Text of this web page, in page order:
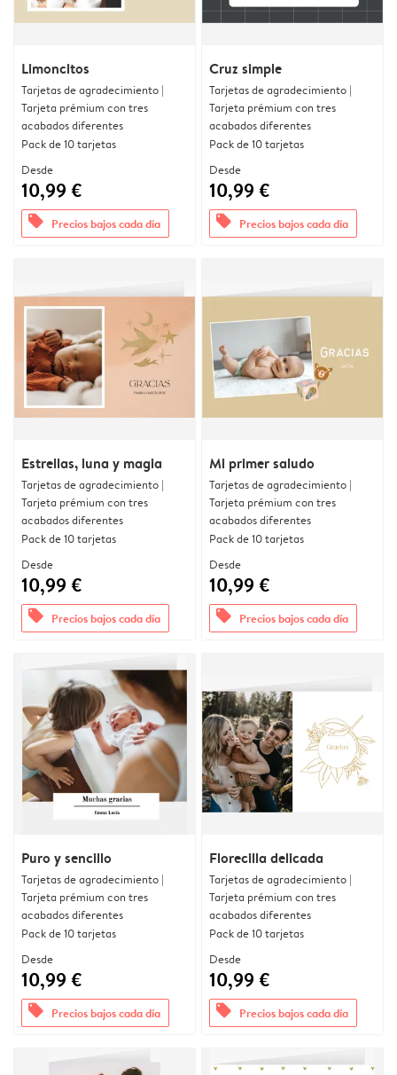
Limoncitos
Tarjetas de agradecimiento |
Tarjeta prémium con tres
acabados diferentes
Pack de 10 tarjetas
Desde
10,99 €
offers Precios bajos cada día
Cruz simple
Tarjetas de agradecimiento |
Tarjeta prémium con tres
acabados diferentes
Pack de 10 tarjetas
Desde
10,99 €
offers Precios bajos cada día
Estrellas, luna y magia
Tarjetas de agradecimiento |
Tarjeta prémium con tres
acabados diferentes
Pack de 10 tarjetas
Desde
10,99 €
offers Precios bajos cada día
Mi primer saludo
Tarjetas de agradecimiento |
Tarjeta prémium con tres
acabados diferentes
Pack de 10 tarjetas
Desde
10,99 €
offers Precios bajos cada día
Puro y sencillo
Tarjetas de agradecimiento |
Tarjeta prémium con tres
acabados diferentes
Pack de 10 tarjetas
Desde
10,99 €
offers Precios bajos cada día
Florecilla delicada
Tarjetas de agradecimiento |
Tarjeta prémium con tres
acabados diferentes
Pack de 10 tarjetas
Desde
10,99 €
offers Precios bajos cada día